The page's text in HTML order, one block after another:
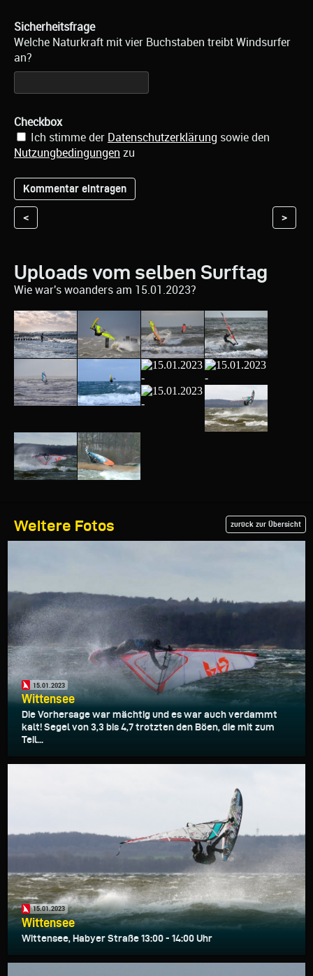
Sicherheitsfrage
Welche Naturkraft mit vier Buchstaben treibt Windsurfer
an?
Checkbox
Ich stimme der Datenschutzerklärung sowie den
Nutzungbedingungen zu
< >
Uploads vom selben Surftag
Wie war's woanders am 15.01.2023?
Weitere Fotos zurück zur Übersicht
15.01.2023
Wittensee
Die Vorhersage war mächtig und es war auch verdammt
kalt! Segel von 3,3 bis 4,7 trotzten den Böen, die mit zum
Teil...
15.01.2023
Wittensee
Wittensee, Habyer Straße 13:00 - 14:00 Uhr